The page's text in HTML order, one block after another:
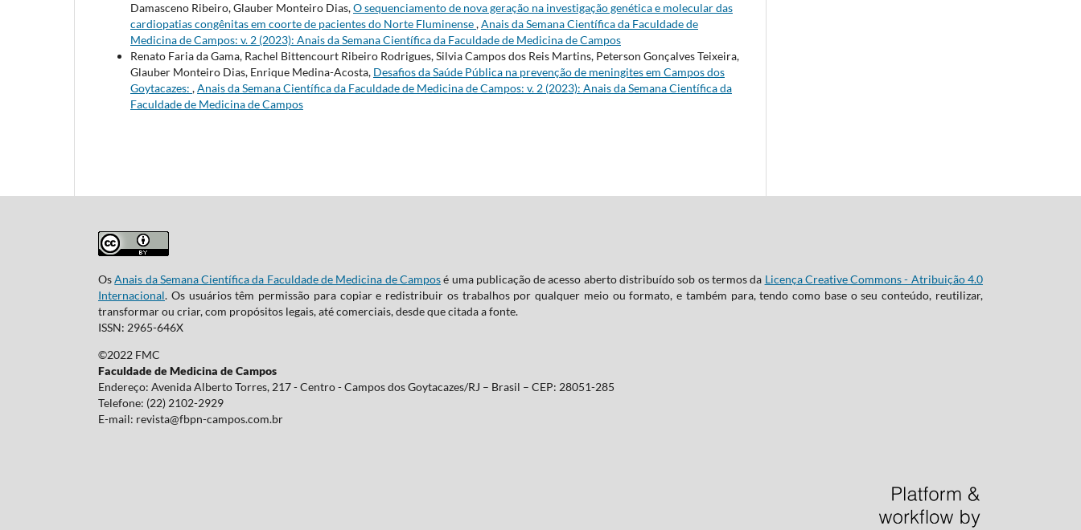
Damasceno Ribeiro, Glauber Monteiro Dias,O sequenciamento de nova geração na investigação genética e molecular das
cardiopatias congênitas em coorte de pacientes do Norte Fluminense,Anais da Semana Científica da Faculdade de
Medicina de Campos: v. 2 (2023): Anais da Semana Científica da Faculdade de Medicina de Campos
Renato Faria da Gama, Rachel Bittencourt Ribeiro Rodrigues, Silvia Campos dos Reis Martins, Peterson Gonçalves Teixeira,
Glauber Monteiro Dias, Enrique Medina-Acosta, Desafios da Saúde Pública na prevenção de meningites em Campos dos
Goytacazes: ,Anais da Semana Científica da Faculdade de Medicina de Campos: v. 2 (2023): Anais da Semana Científica da
Faculdade de Medicina de Campos
OsAnais da Semana Científica da Faculdade de Medicina de Camposé uma publicação de acesso aberto distribuído sob os termos da Licença Creative Commons - Atribuição 4.0
Internacional. Os usuários têm permissão para copiar e redistribuir os trabalhos por qualquer meio ou formato, e também para, tendo como base o seu conteúdo, reutilizar,
transformar ou criar, com propósitos legais, até comerciais, desde que citada a fonte.
ISSN: 2965-646X
©2022 FMC
Faculdade de Medicina de Campos
Endereço: Avenida Alberto Torres, 217 - Centro - Campos dos Goytacazes/RJ – Brasil – CEP: 28051-285
Telefone: (22) 2102-2929
E-mail: revista@fbpn-campos.com.br